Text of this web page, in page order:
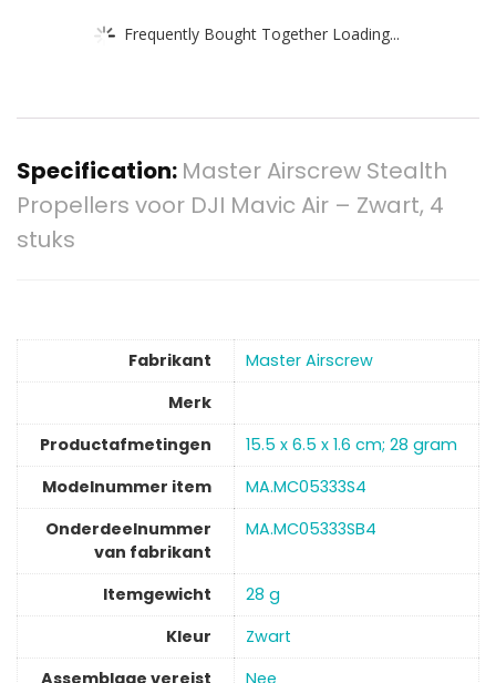
Frequently Bought Together Loading...
Specification: Master Airscrew Stealth
Propellers voor DJI Mavic Air – Zwart, 4
stuks
Fabrikant
‎Master Airscrew
Merk
Productafmetingen
‎15.5 x 6.5 x 1.6 cm; 28 gram
Modelnummer item
‎MA.MC05333S4
Onderdeelnummer
van fabrikant
‎MA.MC05333SB4
Itemgewicht
‎28 g
Kleur
‎Zwart